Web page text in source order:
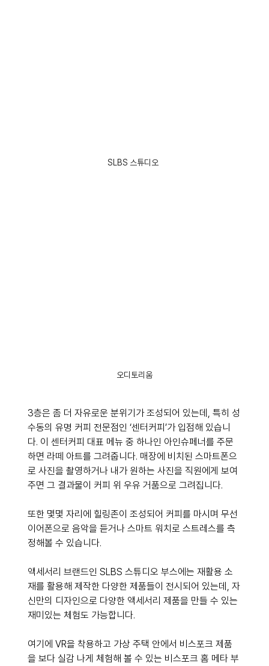
SLBS 스튜디오
오디토리움
3층은 좀 더 자유로운 분위기가 조성되어 있는데, 특히 성
수동의 유명 커피 전문점인 ‘센터커피’가 입점해 있습니
다. 이 센터커피 대표 메뉴 중 하나인 아인슈페너를 주문
하면 라떼 아트를 그려줍니다. 매장에 비치된 스마트폰으
로 사진을 촬영하거나 내가 원하는 사진을 직원에게 보여
주면 그 결과물이 커피 위 우유 거품으로 그려집니다.
또한 몇몇 자리에 힐링존이 조성되어 커피를 마시며 무선
이어폰으로 음악을 듣거나 스마트 워치로 스트레스를 측
정해볼 수 있습니다.
액세서리 브랜드인 SLBS 스튜디오 부스에는 재활용 소
재를 활용해 제작한 다양한 제품들이 전시되어 있는데, 자
신만의 디자인으로 다양한 액세서리 제품을 만들 수 있는
재미있는 체험도 가능합니다.
여기에 VR을 착용하고 가상 주택 안에서 비스포크 제품
을 보다 실감 나게 체험해 볼 수 있는 비스포크 홈 메타 부